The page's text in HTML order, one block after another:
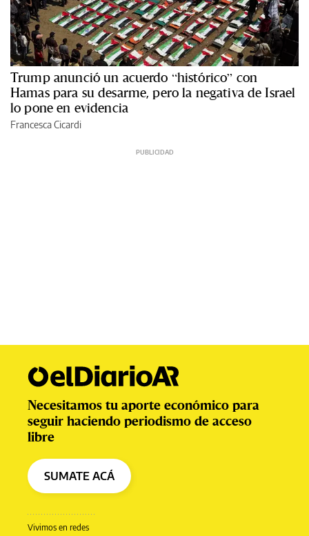
Trump anunció un acuerdo “histórico” con
Hamas para su desarme, pero la negativa de Israel
lo pone en evidencia
Francesca Cicardi
Vivimos en redes
Necesitamos tu aporte económico para
seguir haciendo periodismo de acceso
libre
SUMATE ACÁ